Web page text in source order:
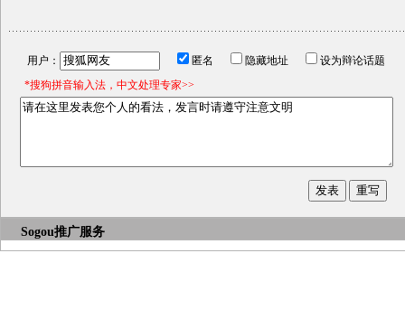
用户： 匿名 隐藏地址
设为辩论话题
*搜狗拼音输入法，中文处理专家>>
Sogou推广服务